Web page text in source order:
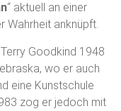
“ aktuell an einer
Wahrheit anknüpft.
Goodkind 1948
wo er auch
eine Kunstschule
zog er jedoch mit